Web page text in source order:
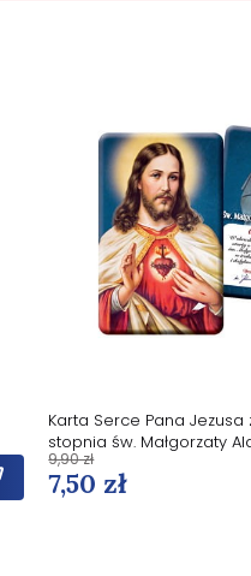
Karta Serce Pana Jezusa
stopnia św. Małgorzaty
7,50 zł
9,90 zł